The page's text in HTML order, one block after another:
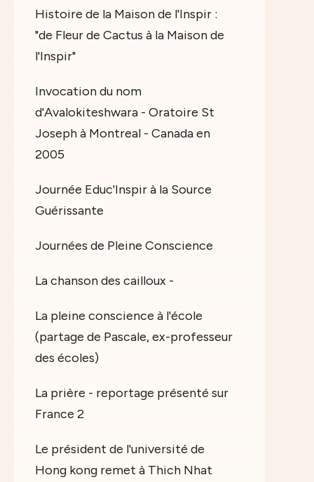
Histoire de la Maison de l'Inspir :
"de Fleur de Cactus à la Maison de
l'Inspir"
Invocation du nom
d'Avalokiteshwara - Oratoire St
Joseph à Montreal - Canada en
2005
Journée Educ'Inspir à la Source
Guérissante
Journées de Pleine Conscience
La chanson des cailloux -
La pleine conscience à l'école
(partage de Pascale, ex-professeur
des écoles)
La prière - reportage présenté sur
France 2
Le président de l'université de
Hong kong remet à Thich Nhat